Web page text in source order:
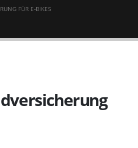
FÜR E-BIKES